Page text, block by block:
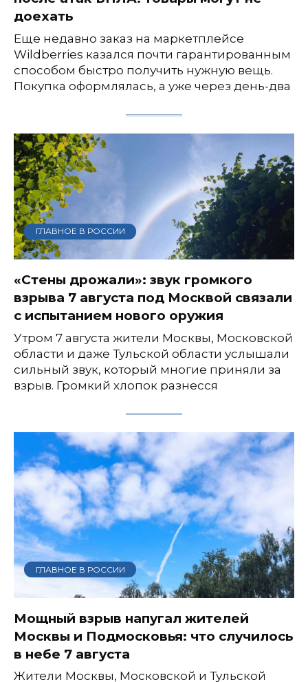
доехать
Еще недавно заказ на маркетплейсе
Wildberries казался почти гарантированным
способом быстро получить нужную вещь.
Покупка оформлялась, а уже через день-два
ГЛАВНОЕ В РОССИИ
«Стены дрожали»: звук громкого
взрыва 7 августа под Москвой связали
с испытанием нового оружия
Утром 7 августа жители Москвы, Московской
области и даже Тульской области услышали
сильный звук, который многие приняли за
взрыв. Громкий хлопок разнесся
ГЛАВНОЕ В РОССИИ
Мощный взрыв напугал жителей
Москвы и Подмосковья: что случилось
в небе 7 августа
Жители Москвы, Московской и Тульской